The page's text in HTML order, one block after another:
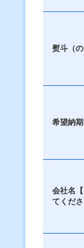
熨斗（
希望納
会社名
てくださ